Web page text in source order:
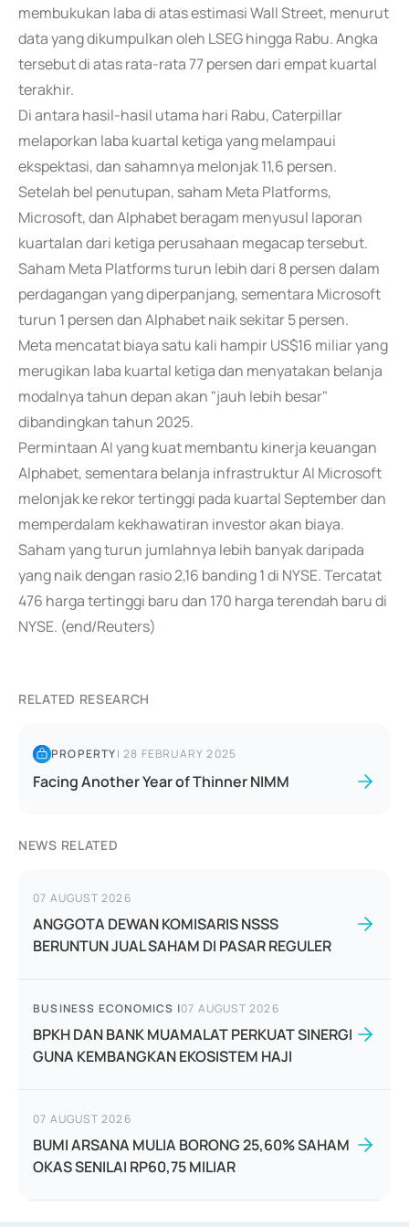
membukukan laba di atas estimasi Wall Street, menurut
data yang dikumpulkan oleh LSEG hingga Rabu. Angka
tersebut di atas rata-rata 77 persen dari empat kuartal
terakhir.
Di antara hasil-hasil utama hari Rabu, Caterpillar
melaporkan laba kuartal ketiga yang melampaui
ekspektasi, dan sahamnya melonjak 11,6 persen.
Setelah bel penutupan, saham Meta Platforms,
Microsoft, dan Alphabet beragam menyusul laporan
kuartalan dari ketiga perusahaan megacap tersebut.
Saham Meta Platforms turun lebih dari 8 persen dalam
perdagangan yang diperpanjang, sementara Microsoft
turun 1 persen dan Alphabet naik sekitar 5 persen.
Meta mencatat biaya satu kali hampir US$16 miliar yang
merugikan laba kuartal ketiga dan menyatakan belanja
modalnya tahun depan akan "jauh lebih besar"
dibandingkan tahun 2025.
Permintaan AI yang kuat membantu kinerja keuangan
Alphabet, sementara belanja infrastruktur AI Microsoft
melonjak ke rekor tertinggi pada kuartal September dan
memperdalam kekhawatiran investor akan biaya.
Saham yang turun jumlahnya lebih banyak daripada
yang naik dengan rasio 2,16 banding 1 di NYSE. Tercatat
476 harga tertinggi baru dan 170 harga terendah baru di
NYSE. (end/Reuters)
RELATED RESEARCH
PROPERTY|28 FEBRUARY 2025
Facing Another Year of Thinner NIMM
NEWS RELATED
07 AUGUST 2026
ANGGOTA DEWAN KOMISARIS NSSS
BERUNTUN JUAL SAHAM DI PASAR REGULER
BUSINESS ECONOMICS |07 AUGUST 2026
BPKH DAN BANK MUAMALAT PERKUAT SINERGI
GUNA KEMBANGKAN EKOSISTEM HAJI
07 AUGUST 2026
BUMI ARSANA MULIA BORONG 25,60% SAHAM
OKAS SENILAI RP60,75 MILIAR